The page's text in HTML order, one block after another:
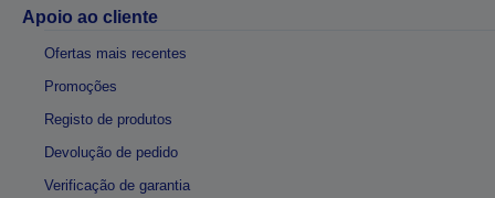
Apoio ao cliente
Ofertas mais recentes
Promoções
Registo de produtos
Devolução de pedido
Verificação de garantia